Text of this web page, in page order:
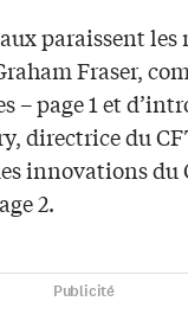
paraissent les
Fraser,
– page 1 et
directrice du
innovations du
2.
Publicité